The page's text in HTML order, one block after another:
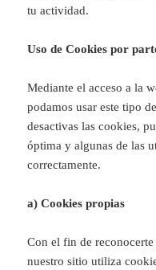
tu actividad.
Uso de Cookies por
Mediante el acceso a la
podamos usar este tipo
desactivas las cookies,
óptima y algunas de las
correctamente.
a) Cookies propias
Con el fin de
nuestro sitio utiliza